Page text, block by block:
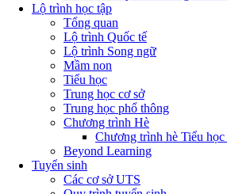
Lộ trình học tập
Tổng quan
Lộ trình Quốc tế
Lộ trình Song ngữ
Mầm non
Tiểu học
Trung học cơ sở
Trung học phổ thông
Chương trình Hè
Chương trình hè Tiểu
Beyond Learning
Tuyển sinh
Các cơ sở UTS